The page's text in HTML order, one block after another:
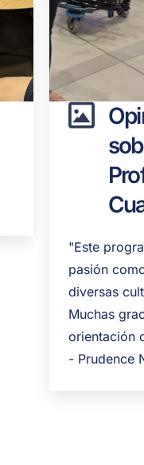
"Este
pasión
diversas
Muchas
orientación
- Prudence